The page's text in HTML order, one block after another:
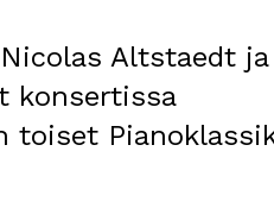
Altstaedt
konsertissa
toiset